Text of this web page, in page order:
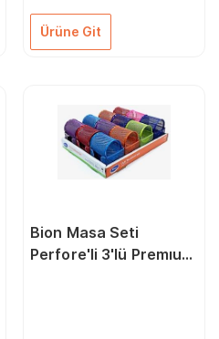
Ürüne Git
Bion Masa Seti
Perfore'li 3'lü Premıum